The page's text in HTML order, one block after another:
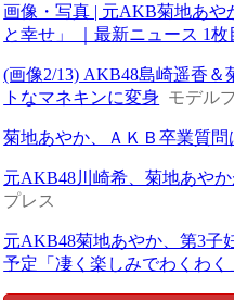
画像・写真 | 元AKB菊地あ
と幸せ」 ｜最新ニュース 1枚
(画像2/13) AKB48島崎遥香
トなマネキンに変身 モデル
菊地あやか、ＡＫＢ卒業質問
元AKB48川崎希、菊地あや
プレス
元AKB48菊地あやか、第3子
予定「凄く楽しみでわくわく